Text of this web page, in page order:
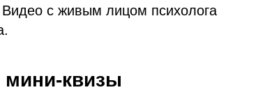
с живым лицом психолога
мини-квизы